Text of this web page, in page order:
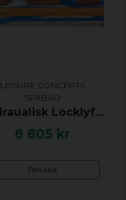
LEISURE CONCEPTS
SPABAD
Hydraualisk Locklyftare från Leisure Concepts - Covermate III - Passar till SUNDANCE® Maxxus
8 805 kr
Bevaka